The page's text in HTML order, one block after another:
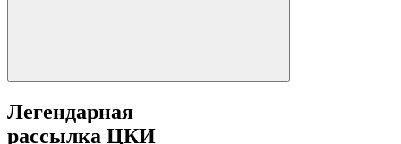
Легендарная
рассылка ЦКИ